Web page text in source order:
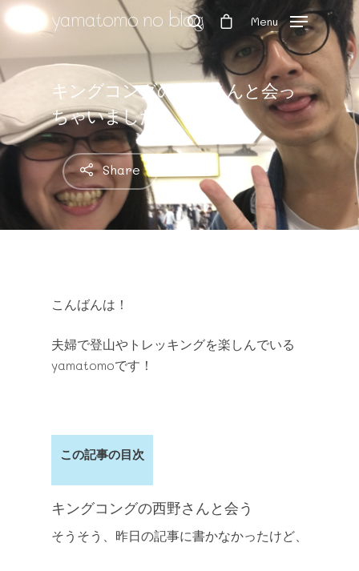
Hit enter to search or ESC to close
yamatomo no blog Menu
キングコングの西野さんと会っ
ちゃいました！
Share
こんばんは！
夫婦で登山やトレッキングを楽しんでいる
yamatomoです！
この記事の目次
キングコングの西野さんと会う
そうそう、昨日の記事に書かなかったけど、